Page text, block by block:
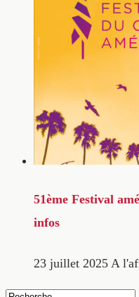
51ème Festival
infos
23 juillet 2025 A